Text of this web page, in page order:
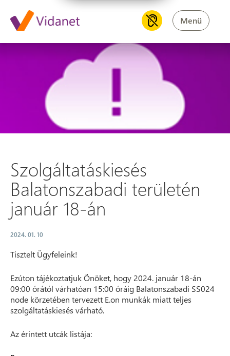
Menü
Szolgáltatáskiesés
Szolgáltatáskiesés
Balatonszabadi területén
január 18-án
2024. 01. 10
Tisztelt Ügyfeleink!
Ezúton tájékoztatjuk Önöket, hogy 2024. január 18-án
09:00 órától várhatóan 15:00 óráig Balatonszabadi SS024
node körzetében tervezett E.on munkák miatt teljes
szolgáltatáskiesés várható.
Az érintett utcák listája: